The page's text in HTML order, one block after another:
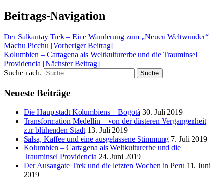
Beitrags-Navigation
Der Salkantay Trek – Eine Wanderung zum „Neuen Weltwunder“
Machu Picchu [Vorheriger Beitrag]
Kolumbien – Cartagena als Weltkulturerbe und die Trauminsel
Providencia [Nächster Beitrag]
Suche nach:
Suche
Neueste Beiträge
Die Hauptstadt Kolumbiens – Bogotá 30. Juli 2019
Transformation Medellín – von der düsteren Vergangenheit
zur blühenden Stadt 13. Juli 2019
Salsa, Kaffee und eine ausgelassene Stimmung 7. Juli 2019
Kolumbien – Cartagena als Weltkulturerbe und die
Trauminsel Providencia 24. Juni 2019
Der Ausangate Trek und die letzten Wochen in Peru 11. Juni
2019